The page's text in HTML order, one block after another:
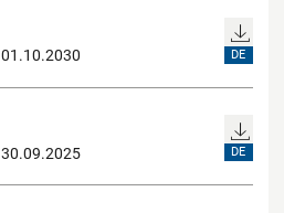
DE
DE